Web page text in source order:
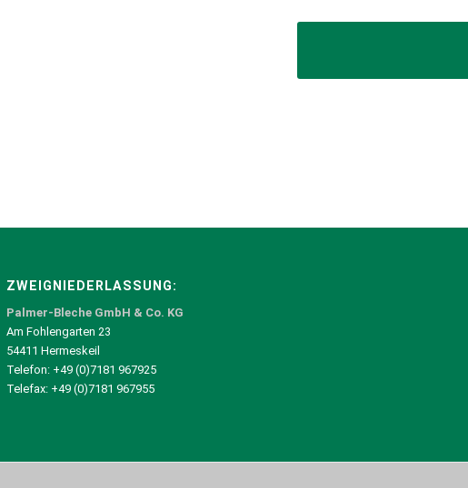
ZWEIGNIEDERLASSUNG:
Palmer-Bleche GmbH & Co. KG
Am Fohlengarten 23
54411 Hermeskeil
Telefon: +49 (0)7181 967925
Telefax: +49 (0)7181 967955